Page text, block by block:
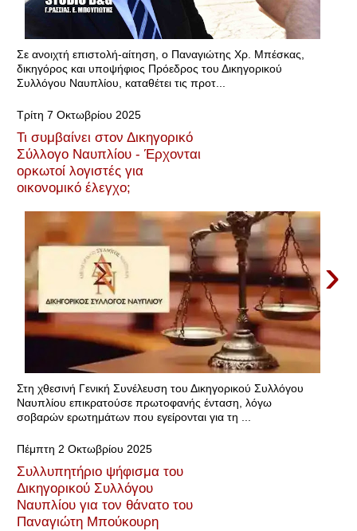
Σε ανοιχτή επιστολή-αίτηση, ο Παναγιώτης Χρ. Μπέσκας,
δικηγόρος και υποψήφιος Πρόεδρος του Δικηγορικού
Συλλόγου Ναυπλίου, καταθέτει τις προτ...
Τρίτη 7 Οκτωβρίου 2025
Τι συμβαίνει στον Δικηγορικό
Σύλλογο Ναυπλίου - Έρχονται
ορκωτοί λογιστές για
οικονομικό έλεγχο;
›
Στη χθεσινή Γενική Συνέλευση του Δικηγορικού Συλλόγου
Ναυπλίου επικρατούσε πρωτοφανής ένταση, λόγω
σοβαρών ερωτημάτων που εγείρονται για τη ...
Πέμπτη 2 Οκτωβρίου 2025
Συλλυπητήριο ψήφισμα του
Δικηγορικού Συλλόγου
Ναυπλίου για τον θάνατο του
Παναγιώτη Μπούκουρη